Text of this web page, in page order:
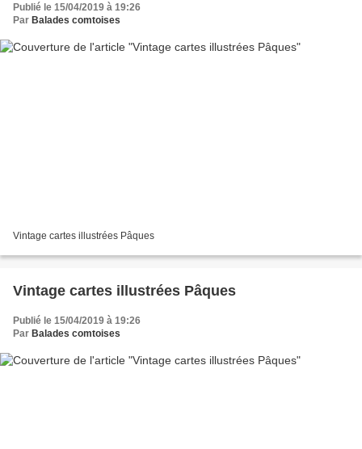
Publié le 15/04/2019 à 19:26
Par Balades comtoises
Vintage cartes illustrées Pâques
Vintage cartes illustrées Pâques
Publié le 15/04/2019 à 19:26
Par Balades comtoises